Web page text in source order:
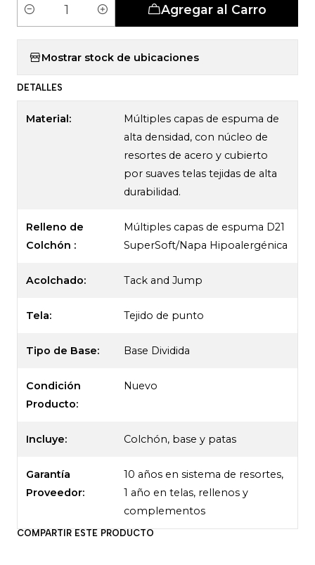
Redefine tu experiencia de descanso con la cama Simmons
Su diseño moderno y sofisticado no solo
elevará la estética de tu dormitorio, sino que
también revolucionará tus noches. El sistema de
resortes Multizona se adapta a cada contorno de
mientras que la Espuma Ultrasoft te envuelve en
una nube de confort inigualable.
La nueva imagen de la Simmons SKY no solo
materiales, como su suave tela tejida de punto de
acolchada de espuma Ultrasoft D-30,
Altura Base 32 cm
Ancho 180 cm
Dimensiones con Base 180x200x69 cm
t
i
Agregar al Carro
Mostrar stock de ubicaciones
DETALLES
Material:
Múltiples capas de espuma de
alta densidad, con núcleo de
resortes de acero y cubierto
por suaves telas tejidas de alta
durabilidad.
Relleno de
Colchón :
Múltiples capas de espuma D21
SuperSoft/Napa Hipoalergénica
Acolchado: Tack and Jump
Tela: Tejido de punto
Tipo de Base: Base Dividida
Condición
Producto:
Nuevo
Incluye: Colchón, base y patas
Garantía
Proveedor:
10 años en sistema de resortes,
1 año en telas, rellenos y
complementos
COMPARTIR ESTE PRODUCTO